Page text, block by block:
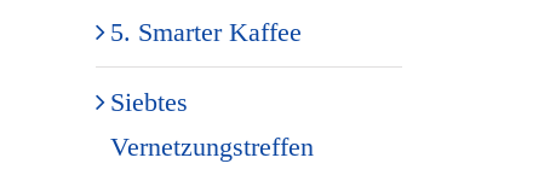
5. Smarter Kaffee
Siebtes
Vernetzungstreffen